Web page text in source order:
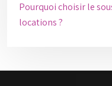
Pourquoi choisir le
locations ?